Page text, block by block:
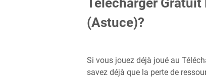
Télécharger Gratuit
(Astuce)?
Si vous jouez déjà joué au
savez déjà que la perte de